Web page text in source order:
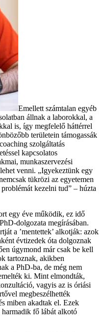
Emellett számtalan egyéb
állnak a laborokkal, a
is, így megfelelő háttérrel
területein támogassák
szolgáltatás
kapcsolatos
munkaszervezési
venni. „Igyekeztünk egy
tükrözi az egyetemen
kezelni tud” – húzta
egy éve működik, ez idő
dolgozata megírásában.
a ’mentettek’ alkotják: azok
évtizedek óta dolgoznak
úgymond már csak be kell
tartoznak, akikben
a PhD-ba, de még nem
ki. Mint elmondták,
vagyis az is óriási
megbeszélhették
miben akadtak el. Ezek
fő lábát alkotó